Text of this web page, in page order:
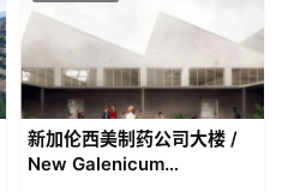
新加伦西美制药公司大楼 /
New Galenicum